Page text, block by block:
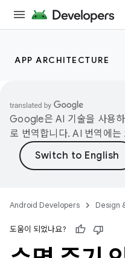
APP ARCHITECTURE
Google은 AI 기술을 사용
로 번역합니다. AI 번역에
Android Developers Design
도움이 되었나요?